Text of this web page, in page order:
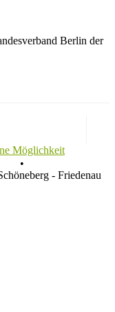
Berlin der
Möglichkeit
•
- Friedenau